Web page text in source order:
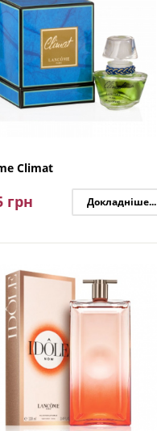
Climat
грн Докладніше...